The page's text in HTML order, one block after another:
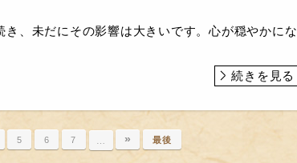
、未だにその影響は大きいです。心が穏やかにな
続きを見る
5 6 7 » 最後